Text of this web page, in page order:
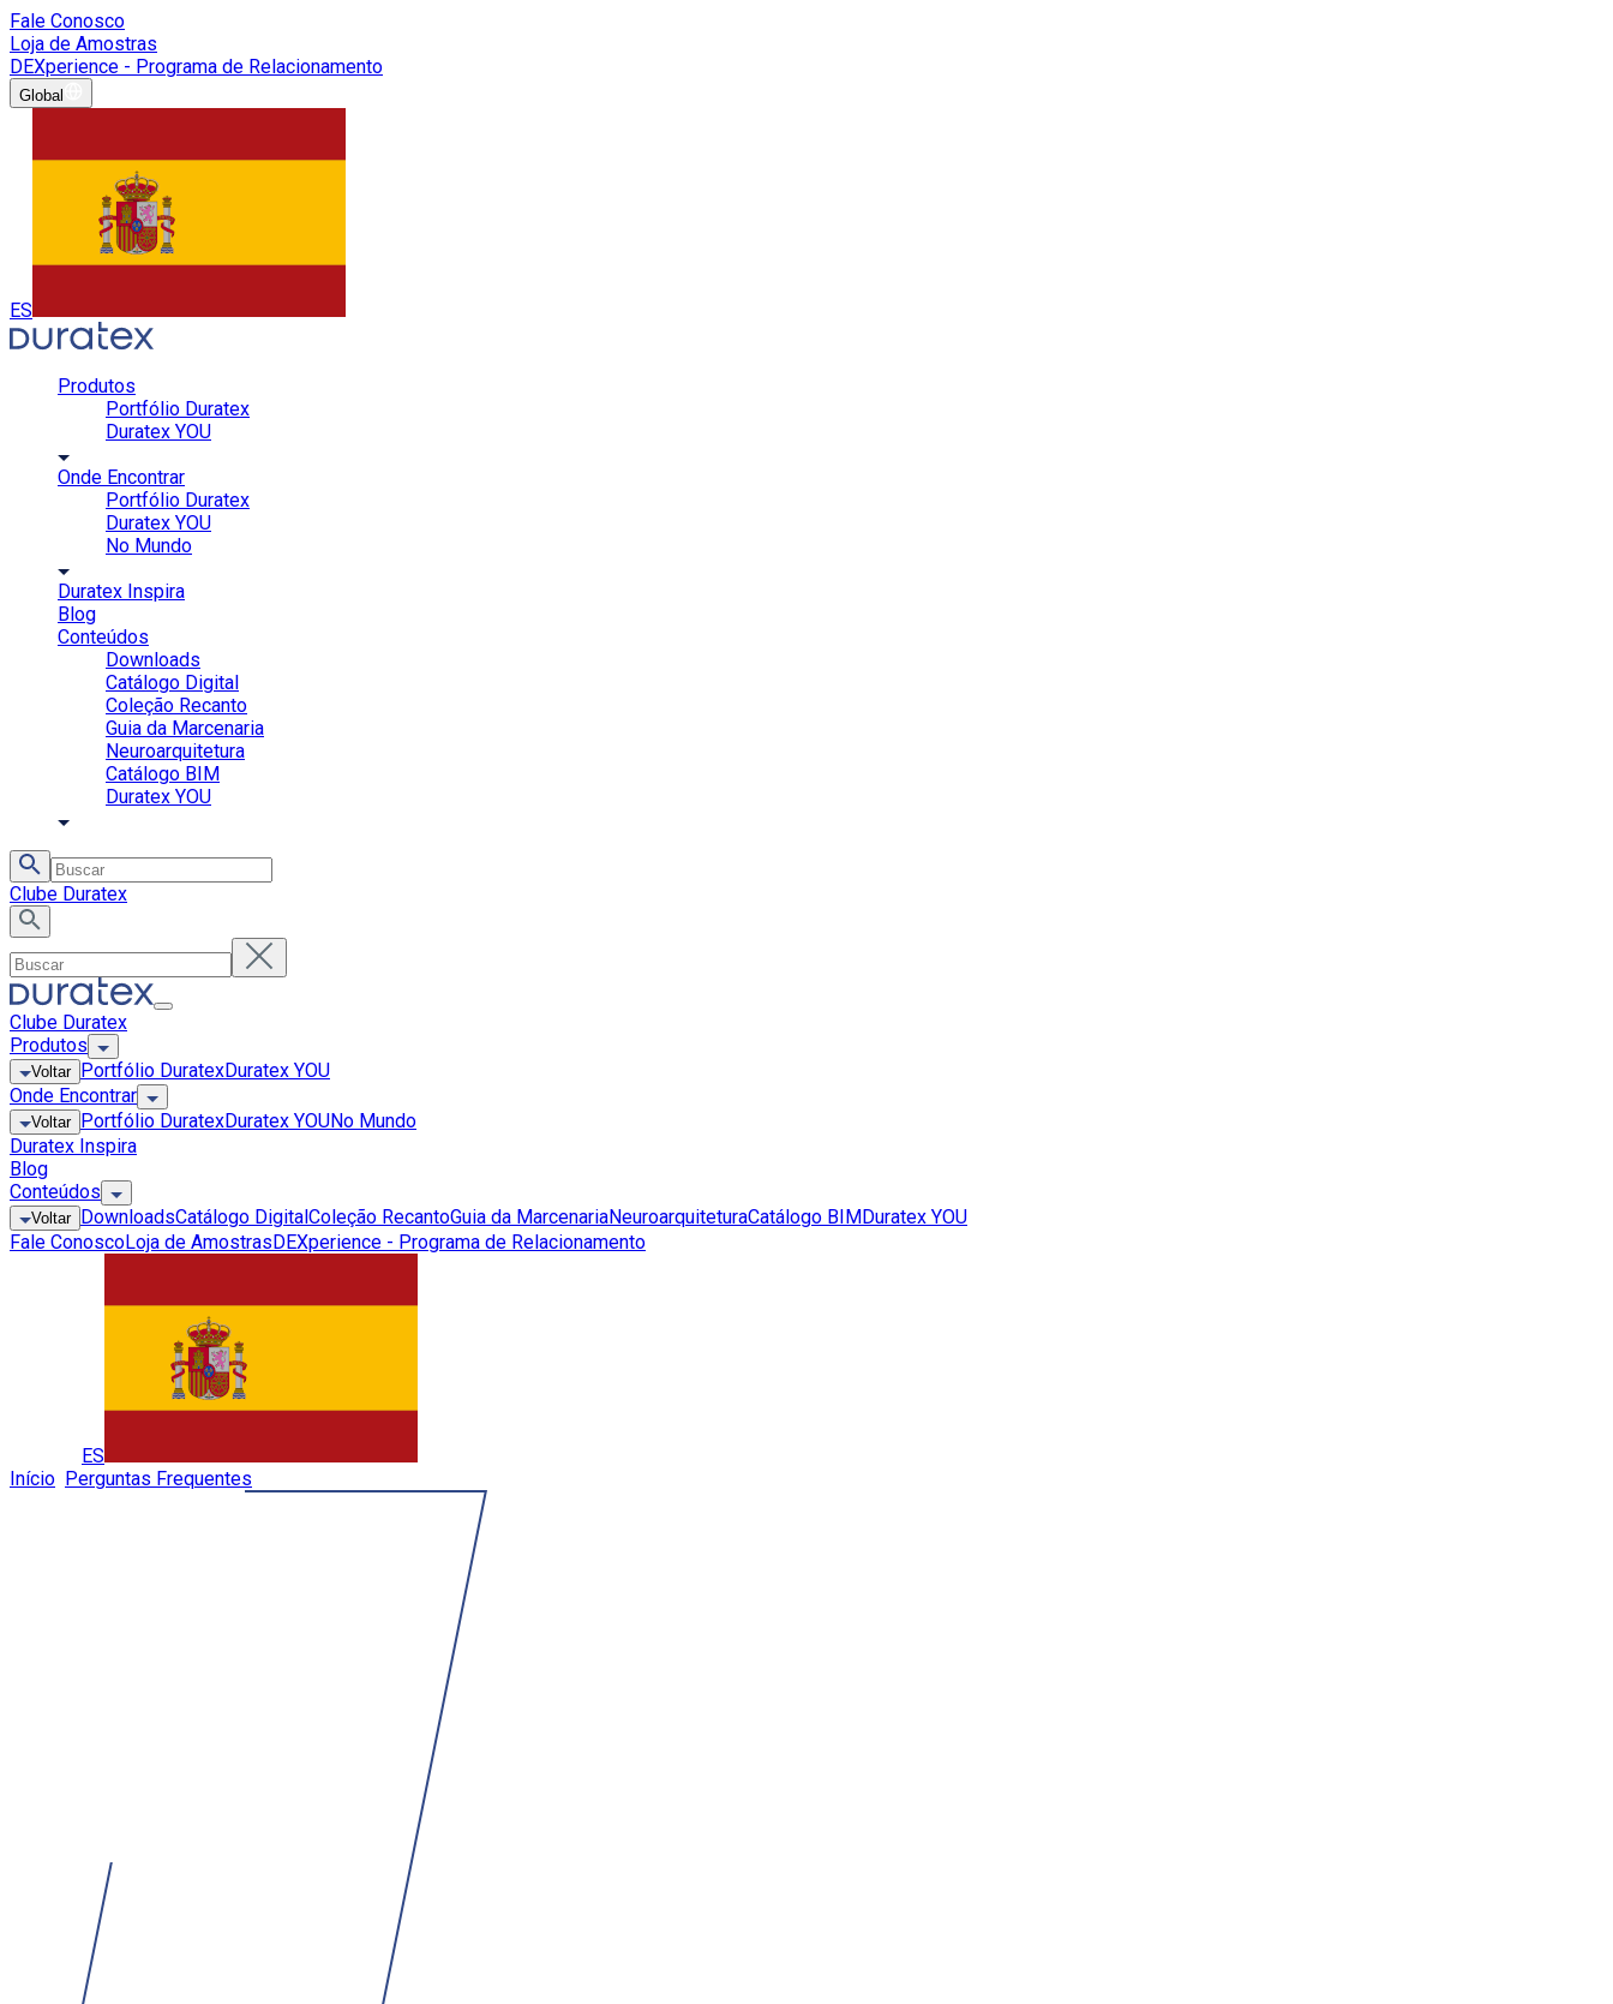
Fale Conosco
Loja de Amostras
DEXperience - Programa de Relacionamento
Global
ES
Produtos
Portfólio Duratex
Duratex YOU
Onde Encontrar
Portfólio Duratex
Duratex YOU
No Mundo
Duratex Inspira
Blog
Conteúdos
Downloads
Catálogo Digital
Coleção Recanto
Guia da Marcenaria
Neuroarquitetura
Catálogo BIM
Duratex YOU
Clube Duratex
Clube Duratex
Produtos
Voltar Portfólio DuratexDuratex YOU
Onde Encontrar
Voltar Portfólio DuratexDuratex YOUNo Mundo
Duratex Inspira
Blog
Conteúdos
Voltar DownloadsCatálogo DigitalColeção RecantoGuia da MarcenariaNeuroarquiteturaCatálogo BIMDuratex YOU
Fale ConoscoLoja de AmostrasDEXperience - Programa de Relacionamento
ES
Início Perguntas Frequentes